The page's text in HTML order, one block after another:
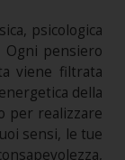
psicologica
pensiero
viene filtrata
della
per realizzare
sensi, le tue